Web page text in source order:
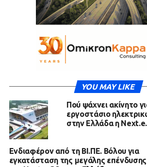
YOU MAY LIKE
Πού ψάχνει ακίνητο
εργοστάσιο
στην Ελλάδα η
Ενδιαφέρον από τη ΒΙ.ΠΕ. Βόλου για
εγκατάσταση της μεγάλης επένδυσης